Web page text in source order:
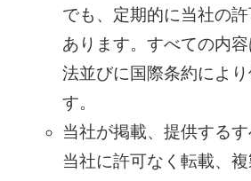
でも、定期的に当社の
あります。すべての内
法並びに国際条約によ
す。
当社が掲載、提供するす
当社に許可なく転載、